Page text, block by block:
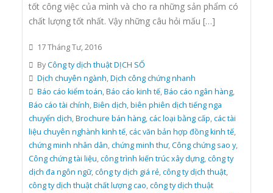
tốt công việc của mình và cho ra những sản phẩm có
chất lượng tốt nhất. Vậy những câu hỏi mấu […]
17 Tháng Tư, 2016
ByCông ty dịch thuật DỊCH SỐ
Dịch chuyên ngành,Dịch công chứng nhanh
Báo cáo kiểm toán,Báo cáo kinh tế,Báo cáo ngân hàng,
Báo cáo tài chính,Biên dịch,biên phiên dịch tiếng nga
chuyển dịch,Brochure bán hàng,các loại bằng cấp,các tài
liệu chuyên nghành kinh tế,các văn bản hợp đồng kinh tế,
chứng minh nhân dân,chứng minh thư,Công chứng sao y,
Công chứng tài liệu,công trình kiến trúc xây dựng,công ty
dịch đa ngôn ngữ,công ty dịch giá rẻ,công ty dịch thuật,
công ty dịch thuật chất lượng cao,công ty dịch thuật